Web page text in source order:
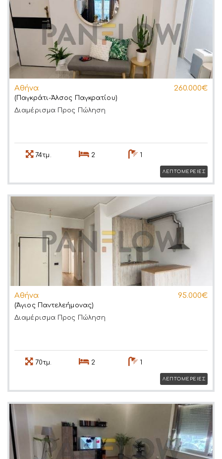
Αθήνα 260.000€
(Παγκράτι-Άλσος Παγκρατίου)
Διαμέρισμα Προς Πώληση
74τμ. 2 1
ΛΕΠΤΟΜΕΡΕΙΕΣ
Αθήνα 95.000€
(Άγιος Παντελεήμονας)
Διαμέρισμα Προς Πώληση
70τμ. 2 1
ΛΕΠΤΟΜΕΡΕΙΕΣ